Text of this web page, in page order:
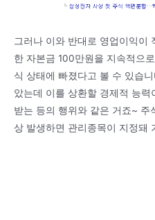
그러나 이와 반대로 영업이익이
한 자본금 100만원을 지속적으
식 상태에 빠졌다고 볼 수 있습
았는데 이를 상환할 경제적 능
받는 등의 행위와 같은 거죠~ 주
상 발생하면 관리종목이 지정돼